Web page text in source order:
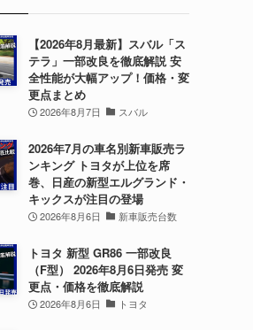
【2026年8月最新】スバル「ス
テラ」一部改良を徹底解説 安
全性能が大幅アップ！価格・変
更点まとめ
2026年8月7日 スバル
2026年7月の車名別新車販売ラ
ンキング トヨタが上位を席
巻、日産の新型エルグランド・
キックスが注目の登場
2026年8月6日 新車販売台数
トヨタ 新型 GR86 一部改良
（F型） 2026年8月6日発売 変
更点・価格を徹底解説
2026年8月6日 トヨタ